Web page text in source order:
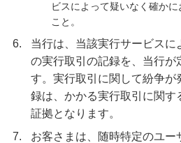
ビスによって疑いなく確か
こと。
6.
当行は、当該実行サービスに
の実行取引の記録を、当行が
す。実行取引に関して紛争が
録は、かかる実行取引に関す
証拠となります。
7.
お客さまは、随時特定のユー